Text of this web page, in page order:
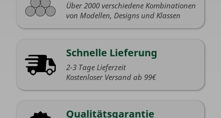
Über 2000 verschiedene Kombinationen
von Modellen, Designs und Klassen
Schnelle Lieferung
2-3 Tage Lieferzeit
Kostenloser Versand ab 99€
Qualitätsgarantie